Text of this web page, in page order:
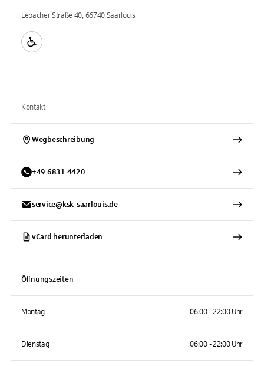
Lebacher Straße 40, 66740 Saarlouis
Kontakt
Wegbeschreibung
+49 6831 4420
service@ksk-saarlouis.de
vCard herunterladen
Öffnungszeiten
Montag 06:00 - 22:00 Uhr
Dienstag 06:00 - 22:00 Uhr